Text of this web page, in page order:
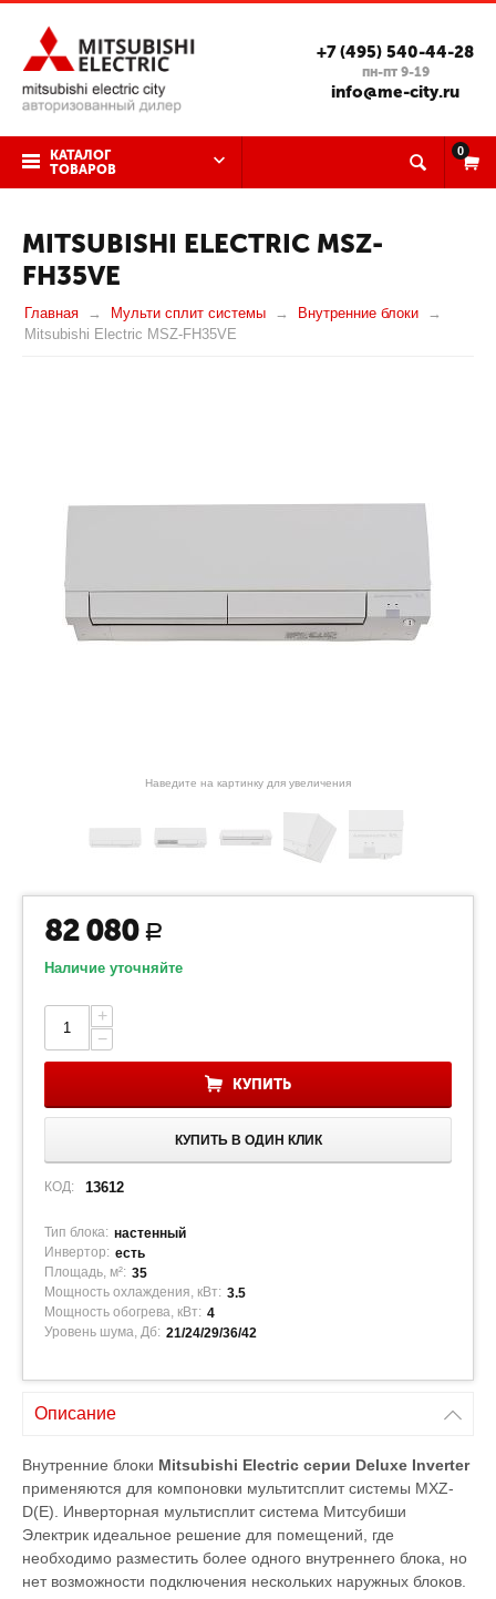
+7 (495) 540-44-28
пн-пт 9-19
info@me-city.ru
КАТАЛОГ
ТОВАРОВ
0
MITSUBISHI ELECTRIC MSZ-
FH35VE
Главная Мульти сплит системы
Внутренние блоки
Mitsubishi Electric MSZ-FH35VE
Наведите на картинку для увеличения
82 080 Р
Наличие уточняйте
+
−
КУПИТЬ
КУПИТЬ В ОДИН КЛИК
КОД: 13612
Тип блока: настенный
Инвертор: есть
Площадь, м²: 35
Мощность охлаждения, кВт: 3.5
Мощность обогрева, кВт: 4
Уровень шума, Дб: 21/24/29/36/42
Описание
Внутренние блоки Mitsubishi Electric серии Deluxe Inverter
применяются для компоновки мультитсплит системы MXZ-
D(E). Инверторная мультисплит система Митсубиши
Электрик идеальное решение для помещений, где
необходимо разместить более одного внутреннего блока, но
нет возможности подключения нескольких наружных блоков.